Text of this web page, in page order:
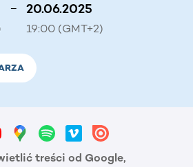
– 20.06.2025
19:00 (GMT+2)
treści od Google,